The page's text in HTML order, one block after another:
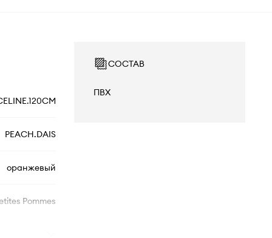
PEACH.DAIS
оранжевый
Pommes
СОСТАВ
ПВХ